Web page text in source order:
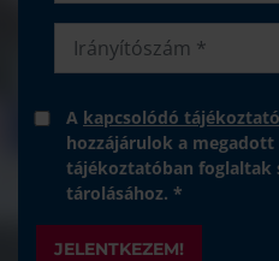
A kapcsolódó
hozzájárulok a
tájékoztatóban foglaltak
tárolásához. *
JELENTKEZEM!